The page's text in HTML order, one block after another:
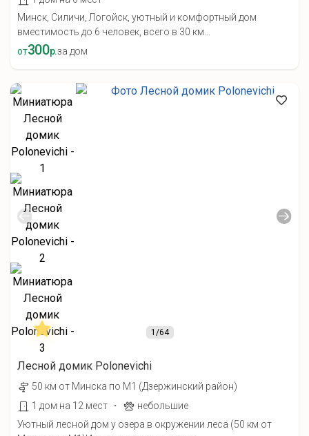
Минск, Силичи, Логойск, уютный и комфортный дом
вместимость до 6 человек, всего в 30 км...
от300р.за дом
1/64
Лесной домик Polonevichi
50 км от Минска по М1 (Дзержинский район)
1 дом на 12 мест
·
небольшие
Уютный лесной дом у озера в окружении леса (50 км от